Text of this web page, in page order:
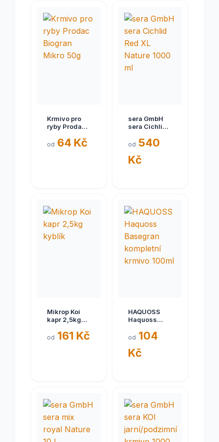
Krmivo pro
ryby Prodac
Mikro 50g
od 64 Kč
sera GmbH
sera Cichlid
Nature 1000
od 540
Kč
Mikrop Koi
kapr 2,5kg
od 161 Kč
HAQUOSS
Haquoss
kompletní
od 104
Kč